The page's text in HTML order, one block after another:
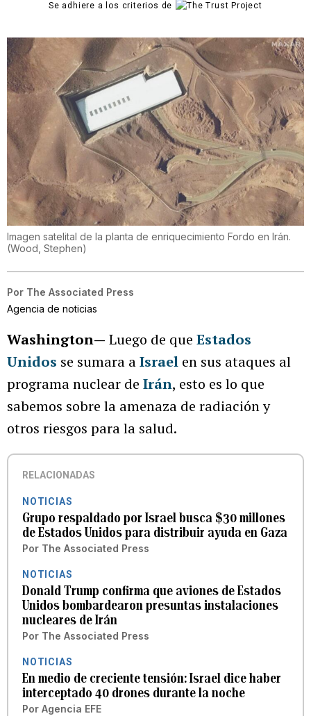
Se adhiere a los criterios de
Imagen satelital de la planta de enriquecimiento Fordo en Irán.
(Wood, Stephen)
Por The Associated Press
Agencia de noticias
Washington— Luego de que Estados
Unidos se sumara aIsrael en sus ataques al
programa nuclear de Irán, esto es lo que
sabemos sobre la amenaza de radiación y
otros riesgos para la salud.
RELACIONADAS
NOTICIAS
Grupo respaldado por Israel busca $30 millones
de Estados Unidos para distribuir ayuda en Gaza
Por The Associated Press
NOTICIAS
Donald Trump confirma que aviones de Estados
Unidos bombardearon presuntas instalaciones
nucleares de Irán
Por The Associated Press
NOTICIAS
En medio de creciente tensión: Israel dice haber
interceptado 40 drones durante la noche
Por Agencia EFE